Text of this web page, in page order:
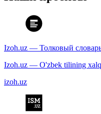
Izoh.uz — Толковый
Izoh.uz — O'zbek tilining
izoh.uz